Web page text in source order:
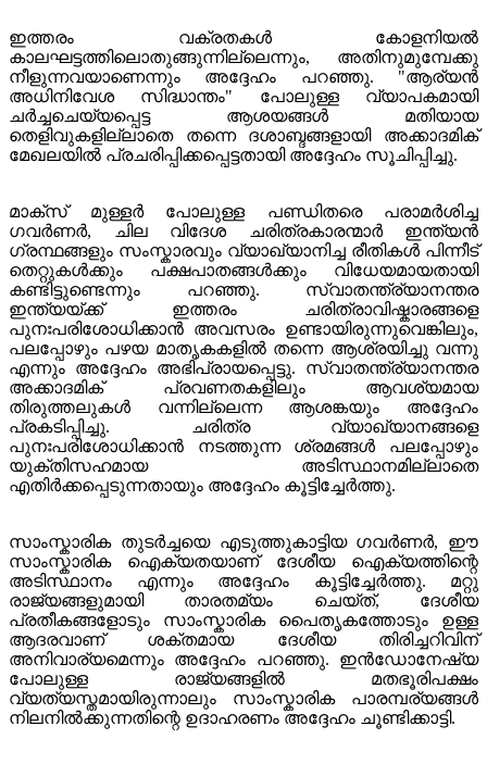
ഇത്തരം വക്രതകൾ കോളനിയൽ
കാലഘട്ടത്തിലൊതുങ്ങുന്നില്ലെന്നും, അതിനുമുമ്പേക്കു
നീളുന്നവയാണെന്നും അദ്ദേഹം പറഞ്ഞു. "ആര്യൻ
അധിനിവേശ സിദ്ധാന്തം" പോലുള്ള വ്യാപകമായി
ചര്‍ച്ചചെയ്യപ്പെട്ട ആശയങ്ങൾ മതിയായ
തെളിവുകളില്ലാതെ തന്നെ ദശാബ്ദങ്ങളായി അക്കാദമിക്
മേഖലയിൽ പ്രചരിപ്പിക്കപ്പെട്ടതായി അദ്ദേഹം സൂചിപ്പിച്ചു.
മാക്സ് മുള്ളർ പോലുള്ള പണ്ഡിതരെ പരാമർശിച്ച
ഗവർണർ, ചില വിദേശ ചരിത്രകാരന്മാർ ഇന്ത്യൻ
ഗ്രന്ഥങ്ങളും സംസ്കാരവും വ്യാഖ്യാനിച്ച രീതികൾ പിന്നീട്
തെറ്റുകൾക്കും പക്ഷപാതങ്ങൾക്കും വിധേയമായതായി
കണ്ടിട്ടുണ്ടെന്നും പറഞ്ഞു. സ്വാതന്ത്ര്യാനന്തര
ഇന്ത്യയ്ക്ക് ഇത്തരം ചരിത്രാവിഷ്കാരങ്ങളെ
പുനഃപരിശോധിക്കാൻ അവസരം ഉണ്ടായിരുന്നുവെങ്കിലും,
പലപ്പോഴും പഴയ മാതൃകകളിൽ തന്നെ ആശ്രയിച്ചു വന്നു
എന്നും അദ്ദേഹം അഭിപ്രായപ്പെട്ടു. സ്വാതന്ത്ര്യാനന്തര
അക്കാദമിക് പ്രവണതകളിലും ആവശ്യമായ
തിരുത്തലുകൾ വന്നില്ലെന്ന ആശങ്കയും അദ്ദേഹം
പ്രകടിപ്പിച്ചു. ചരിത്ര വ്യാഖ്യാനങ്ങളെ
പുനഃപരിശോധിക്കാൻ നടത്തുന്ന ശ്രമങ്ങൾ പലപ്പോഴും
യുക്തിസഹമായ അടിസ്ഥാനമില്ലാതെ
എതിർക്കപ്പെടുന്നതായും അദ്ദേഹം കൂട്ടിച്ചേർത്തു.
സാംസ്കാരിക തുടർച്ചയെ എടുത്തുകാട്ടിയ ഗവർണർ, ഈ
സാംസ്കാരിക ഐക്യതയാണ് ദേശീയ ഐക്യത്തിന്റെ
അടിസ്ഥാനം എന്നും അദ്ദേഹം കൂട്ടിച്ചേർത്തു. മറ്റു
രാജ്യങ്ങളുമായി താരതമ്യം ചെയ്ത്, ദേശീയ
പ്രതീകങ്ങളോടും സാംസ്കാരിക പൈതൃകത്തോടും ഉള്ള
ആദരവാണ് ശക്തമായ ദേശീയ തിരിച്ചറിവിന്
അനിവാര്യമെന്നും അദ്ദേഹം പറഞ്ഞു. ഇൻഡോനേഷ്യ
പോലുള്ള രാജ്യങ്ങളിൽ മതഭൂരിപക്ഷം
വ്യത്യസ്തമായിരുന്നാലും സാംസ്കാരിക പാരമ്പര്യങ്ങൾ
നിലനിൽക്കുന്നതിന്റെ ഉദാഹരണം അദ്ദേഹം ചൂണ്ടിക്കാട്ടി.